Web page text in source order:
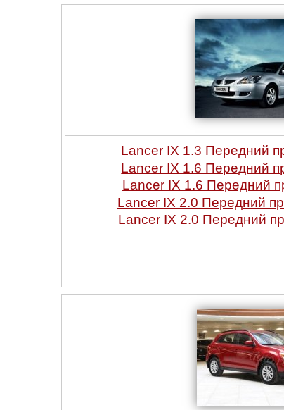
Lancer IX 1.3 Передний
Lancer IX 1.6 Передний
Lancer IX 1.6 Передний
Lancer IX 2.0 Передний
Lancer IX 2.0 Передний